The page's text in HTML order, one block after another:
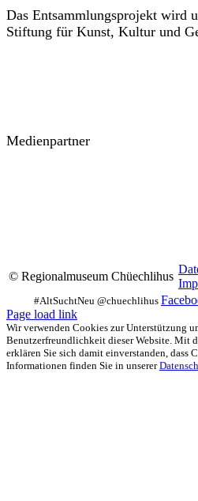
Das Entsammlungsprojekt wird
Stiftung für Kunst, Kultur und
Medienpartner
© Regionalmuseum Chüechlihus
Page load link
Wir verwenden Cookies zur Unterstützung
Benutzerfreundlichkeit dieser Website. Mit
erklären Sie sich damit einverstanden, dass
Informationen finden Sie in unserer